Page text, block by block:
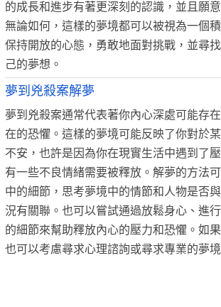
的成長和進步有著更深刻的認識，並且願
無論如何，這樣的夢境都可以被視為一個
保持開放的心態，勇敢地面對挑戰，並尋
己的夢想。
夢到兇殺案解夢
夢到兇殺案通常代表著你內心深處可能存
在的恐懼。這樣的夢境可能反映了你對於
不安，也許是因為你在現實生活中遇到了
有一些不良情緒需要被釋放。解夢的方法
中的細節，思考夢境中的情節和人物是否
況有關聯。也可以嘗試通過放鬆身心、進
的細節來幫助釋放內心的壓力和恐懼。如
也可以考慮尋求心理諮詢或尋求專業的夢